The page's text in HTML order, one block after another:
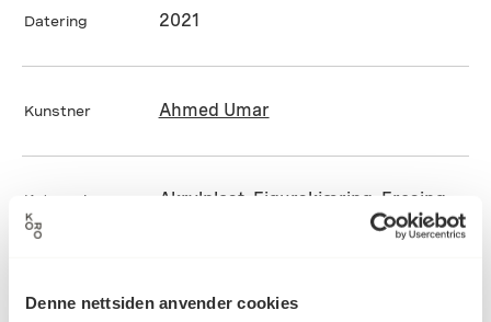
Denne nettsiden anvender cookies
Datering 2021
Kunstner Ahmed Umar
Kategori
Akrylplast, Figurskjæring, Fresing,
Skulptur, Stein/Gipsarbeid, Støping,